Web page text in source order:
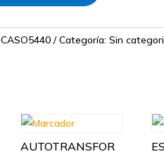
CASO5440 Categoría: Sin
AUTOTRANSFOR